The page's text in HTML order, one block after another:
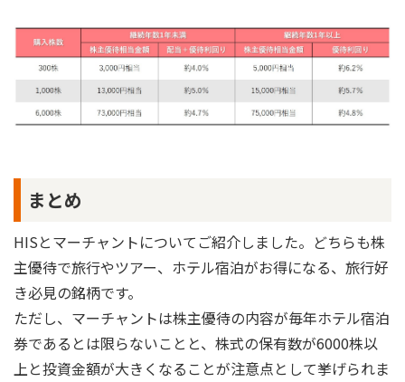
まとめ
HISとマーチャントについてご紹介しました。どちらも株
主優待で旅行やツアー、ホテル宿泊がお得になる、旅行好
き必見の銘柄です。
ただし、マーチャントは株主優待の内容が毎年ホテル宿泊
券であるとは限らないことと、株式の保有数が6000株以
上と投資金額が大きくなることが注意点として挙げられま